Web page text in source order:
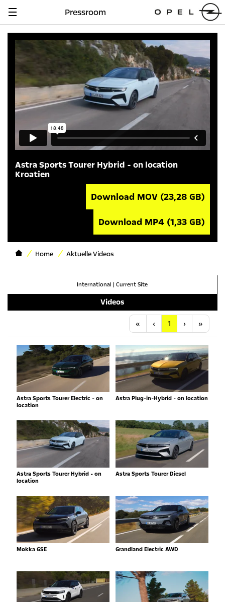
Navigation
Pressroom
Astra Sports Tourer Hybrid - on location
Kroatien
Download MOV (23,28 GB)
Download MP4 (1,33 GB)
Home Aktuelle Videos
International | Current Site
Videos
« Anfang
‹ Vorherige
1 ›Nächste
»
Astra Sports Tourer Electric - on
location
Astra Plug-in-Hybrid - on location
Astra Sports Tourer Hybrid - on
location
Astra Sports Tourer Diesel
Mokka GSE Grandland Electric AWD